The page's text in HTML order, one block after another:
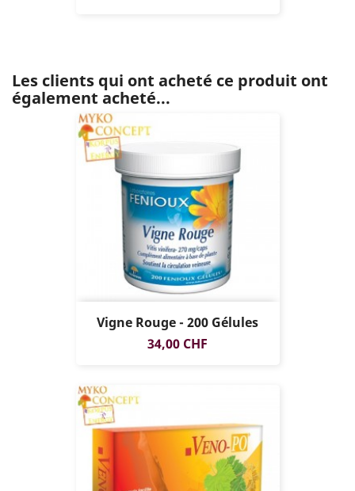
Les clients qui ont acheté ce produit ont
également acheté...
Vigne Rouge - 200 Gélules
Prix
34,00 CHF